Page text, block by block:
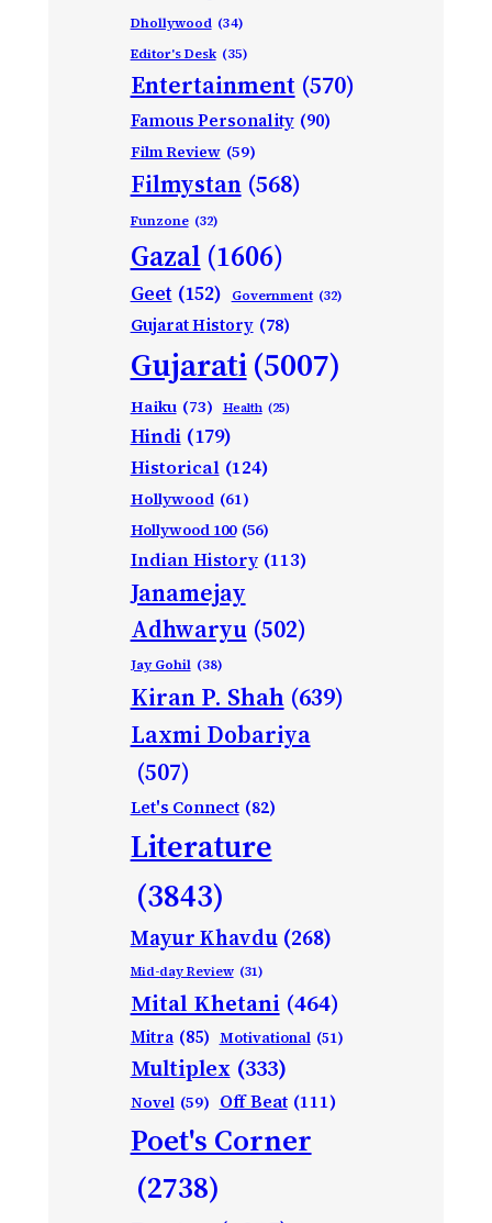
Dhollywood (34)
Editor's Desk (35)
Entertainment (570)
Famous Personality (90)
Film Review (59)
Filmystan (568)
Funzone (32)
Gazal (1606)
Geet (152) Government (32)
Gujarat History (78)
Gujarati(5007)
Haiku (73) Health (25)
Hindi (179)
Historical (124)
Hollywood (61)
Hollywood 100 (56)
Indian History (113)
Janamejay
Adhwaryu (502)
Jay Gohil (38)
Kiran P. Shah (639)
Laxmi Dobariya
(507)
Let's Connect (82)
Literature
(3843)
Mayur Khavdu (268)
Mid-day Review (31)
Mital Khetani (464)
Mitra (85) Motivational (51)
Multiplex (333)
Novel (59) Off Beat (111)
Poet's Corner
(2738)